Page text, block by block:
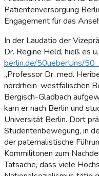
Patientenversorgung
Engagement für das
In der Laudatio der
Dr. Regine Held, hieß es
berlin.de/50ueberUns/
„Professor Dr. med.
nordrhein-westfälischen
Bergisch-Gladbach
kam er nach Berlin und
Universität Berlin. Dort
Studentenbewegung, in
der paternalistische
Kommilitonen zum
Tatsache, dass viele